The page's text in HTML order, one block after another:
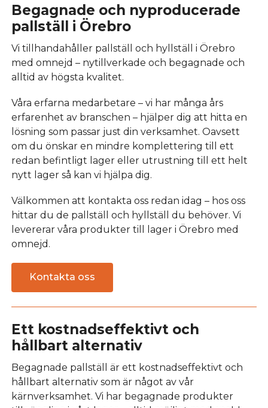
Begagnade och nyproducerade
pallställ i Örebro
Vi tillhandahåller pallställ och hyllställ i Örebro
med omnejd – nytillverkade och begagnade och
alltid av högsta kvalitet.
Våra erfarna medarbetare – vi har många års
erfarenhet av branschen – hjälper dig att hitta en
lösning som passar just din verksamhet. Oavsett
om du önskar en mindre komplettering till ett
redan befintligt lager eller utrustning till ett helt
nytt lager så kan vi hjälpa dig.
Välkommen att kontakta oss redan idag – hos oss
hittar du de pallställ och hyllställ du behöver. Vi
levererar våra produkter till lager i Örebro med
omnejd.
Kontakta oss
Ett kostnadseffektivt och
hållbart alternativ
Begagnade pallställ är ett kostnadseffektivt och
hållbart alternativ som är något av vår
kärnverksamhet. Vi har begagnade produkter